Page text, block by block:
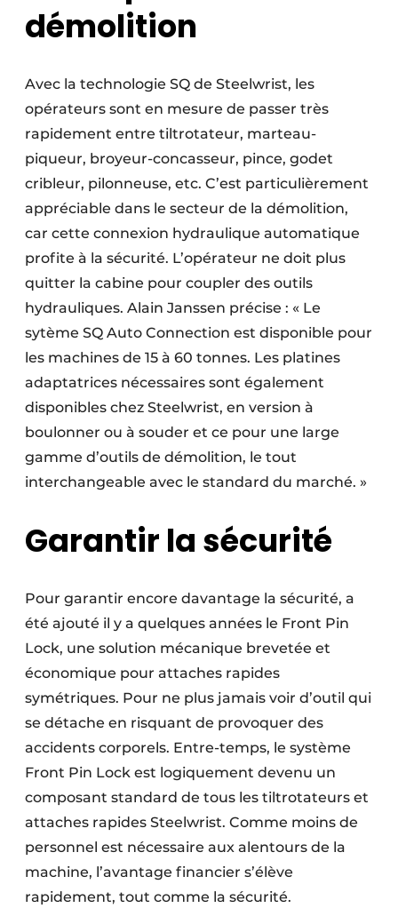
démolition
Avec la technologie SQ de Steelwrist, les
opérateurs sont en mesure de passer très
rapidement entre tiltrotateur, marteau-
piqueur, broyeur-concasseur, pince, godet
cribleur, pilonneuse, etc. C’est particulièrement
appréciable dans le secteur de la démolition,
car cette connexion hydraulique automatique
profite à la sécurité. L’opérateur ne doit plus
quitter la cabine pour coupler des outils
hydrauliques. Alain Janssen précise : « Le
sytème SQ Auto Connection est disponible pour
les machines de 15 à 60 tonnes. Les platines
adaptatrices nécessaires sont également
disponibles chez Steelwrist, en version à
boulonner ou à souder et ce pour une large
gamme d’outils de démolition, le tout
interchangeable avec le standard du marché. »
Garantir la sécurité
Pour garantir encore davantage la sécurité, a
été ajouté il y a quelques années le Front Pin
Lock, une solution mécanique brevetée et
économique pour attaches rapides
symétriques. Pour ne plus jamais voir d’outil qui
se détache en risquant de provoquer des
accidents corporels. Entre-temps, le système
Front Pin Lock est logiquement devenu un
composant standard de tous les tiltrotateurs et
attaches rapides Steelwrist. Comme moins de
personnel est nécessaire aux alentours de la
machine, l’avantage financier s’élève
rapidement, tout comme la sécurité.